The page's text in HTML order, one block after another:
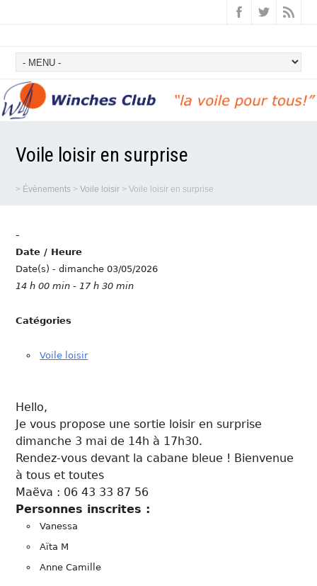
Voile loisir en surprise
> Évènements >Voile loisir >Voile loisir en surprise
-
Date / Heure
Date(s) - dimanche 03/05/2026
14 h 00 min - 17 h 30 min
Catégories
Voile loisir
Hello,
Je vous propose une sortie loisir en surprise
dimanche 3 mai de 14h à 17h30.
Rendez-vous devant la cabane bleue ! Bienvenue
à tous et toutes
Maëva : 06 43 33 87 56
Personnes inscrites :
Vanessa
Aïta M
Anne Camille